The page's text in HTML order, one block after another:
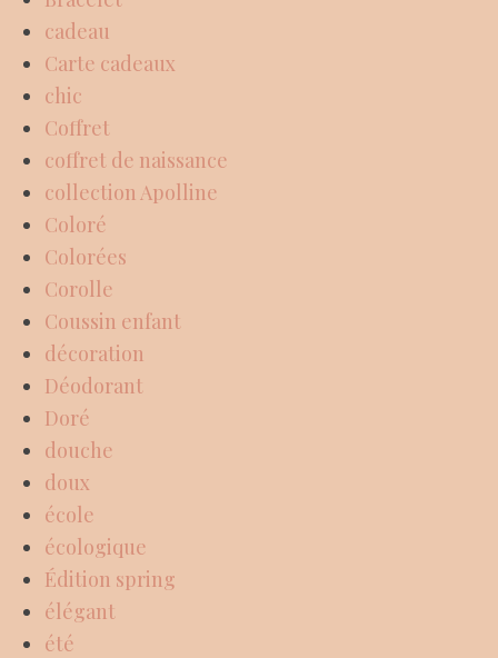
cadeau
Carte cadeaux
chic
Coffret
coffret de naissance
collection Apolline
Coloré
Colorées
Corolle
Coussin enfant
décoration
Déodorant
Doré
douche
doux
école
écologique
Édition spring
élégant
été